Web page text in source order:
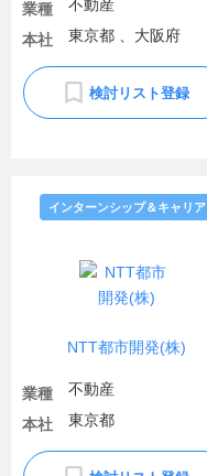
業種
不動産
本社
東京都 、大阪府
検討リスト登録
NTT都市開発(株)
インターンシップ＆キャリア
業種
不動産
本社
東京都